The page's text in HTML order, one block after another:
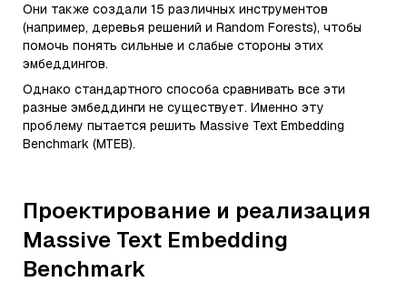
Они также создали 15 различных инструментов
(например, деревья решений и Random Forests), чтобы
помочь понять сильные и слабые стороны этих
эмбеддингов.
Однако стандартного способа сравнивать все эти
разные эмбеддинги не существует. Именно эту
проблему пытается решить Massive Text Embedding
Benchmark (MTEB).
Проектирование и реализация
Massive Text Embedding
Benchmark